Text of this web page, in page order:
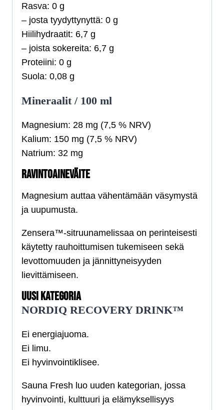
Rasva: 0 g
– josta tyydyttynyttä: 0 g
Hiilihydraatit: 6,7 g
– joista sokereita: 6,7 g
Proteiini: 0 g
Suola: 0,08 g
Mineraalit / 100 ml
Magnesium: 28 mg (7,5 % NRV)
Kalium: 150 mg (7,5 % NRV)
Natrium: 32 mg
RAVINTOAINEVÄITE
Magnesium auttaa vähentämään väsymystä
ja uupumusta.
Zensera™-sitruunamelissaa on perinteisesti
käytetty rauhoittumisen tukemiseen sekä
levottomuuden ja jännittyneisyyden
lievittämiseen.
UUSI KATEGORIA
NORDIQ RECOVERY DRINK™
Ei energiajuoma.
Ei limu.
Ei hyvinvointiklisee.
Sauna Fresh luo uuden kategorian, jossa
hyvinvointi, kulttuuri ja elämyksellisyys